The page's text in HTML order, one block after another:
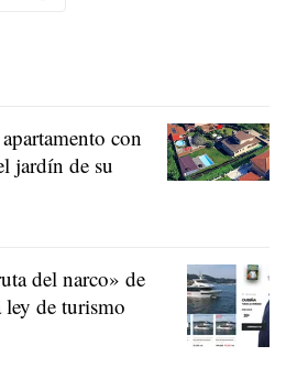
con
jardín de su
del narco» de
de turismo